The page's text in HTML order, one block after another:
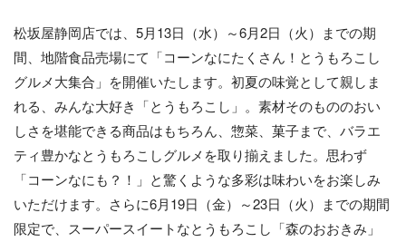
松坂屋静岡店では、5月13日（水）～6月2日（火）までの期
間、地階食品売場にて「コーンなにたくさん！とうもろこし
グルメ大集合」を開催いたします。初夏の味覚として親しま
れる、みんな大好き「とうもろこし」。素材そのもののおい
しさを堪能できる商品はもちろん、惣菜、菓子まで、バラエ
ティ豊かなとうもろこしグルメを取り揃えました。思わず
「コーンなにも？！」と驚くような多彩は味わいをお楽しみ
いただけます。さらに6月19日（金）～23日（火）までの期間
限定で、スーパースイートなとうもろこし「森のおおきみ」